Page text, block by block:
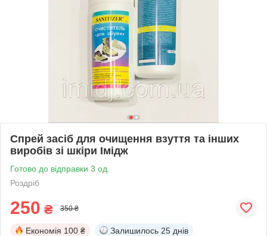
Спрей засіб для очищення взуття та інших
виробів зі шкіри Імідж
Готово до відправки 3 од.
Роздріб
250 ₴ 350 ₴
Економія 100 ₴ Залишилось 25 днів